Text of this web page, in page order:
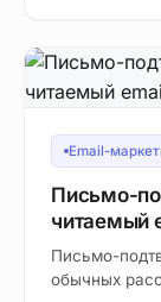
Email-
Письмо-
читаемый
Письмо-
обычных